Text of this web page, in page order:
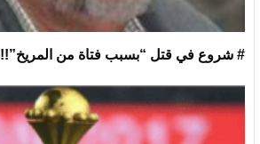
# شروع في قتل “بسبب فتاة من المريخ”!!